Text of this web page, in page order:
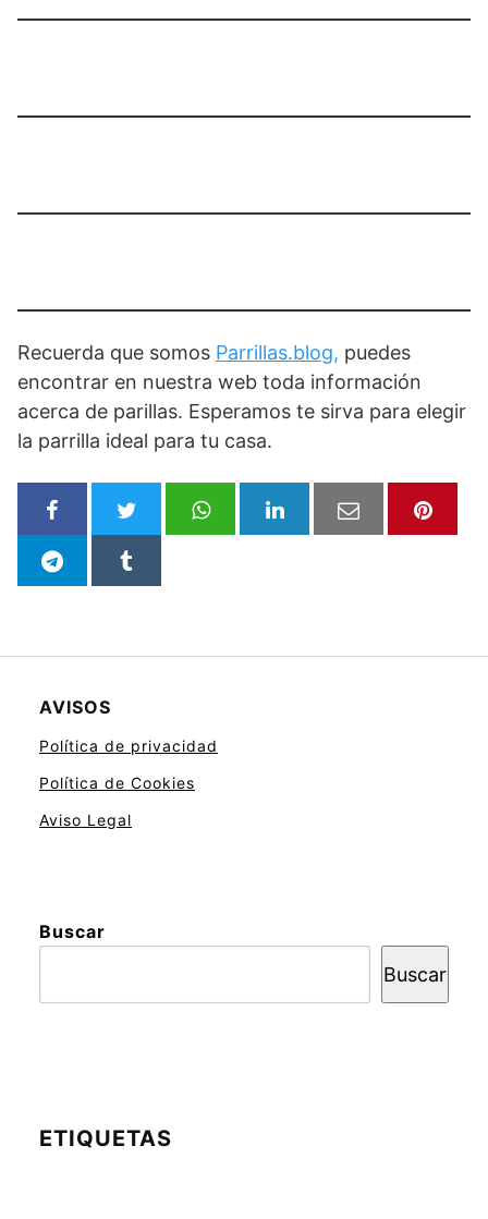
Recuerda que somos Parrillas.blog, puedes
encontrar en nuestra web toda información
acerca de parillas. Esperamos te sirva para elegir
la parrilla ideal para tu casa.
AVISOS
Política de privacidad
Política de Cookies
Aviso Legal
Buscar
Buscar
ETIQUETAS